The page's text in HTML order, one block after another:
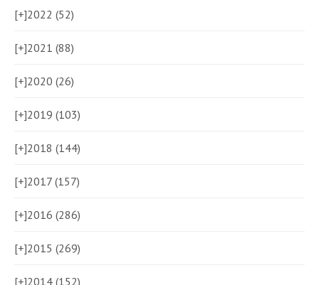
[+]2022 (52)
[+]2021 (88)
[+]2020 (26)
[+]2019 (103)
[+]2018 (144)
[+]2017 (157)
[+]2016 (286)
[+]2015 (269)
[+]2014 (152)